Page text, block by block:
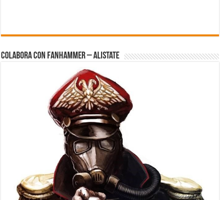
Colabora con FanHammer – Alistate